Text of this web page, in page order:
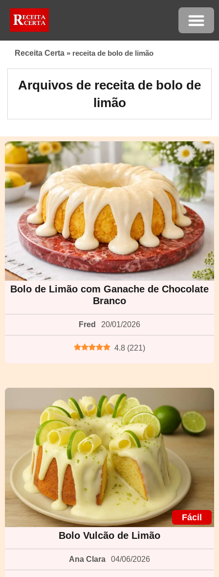
Receita Certa » receita de bolo de limão
Arquivos de receita de bolo de
limão
Bolo de Limão com Ganache de Chocolate
Branco
Fred 20/01/2026
4.8 (221)
Fácil
Bolo Vulcão de Limão
Ana Clara 04/06/2026